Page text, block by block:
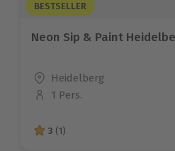
BESTSELLER
Neon Sip & Paint
Standort
Heidelberg
Anzahl der Teilnehmer
1 Pers.
3 von 5 Sternen basierend
3 (1)